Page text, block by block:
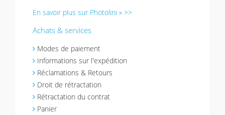
En savoir plus sur Photolini » >>
Achats & services
Modes de paiement
Informations sur l'expédition
Réclamations & Retours
Droit de rétractation
Rétractation du contrat
Panier